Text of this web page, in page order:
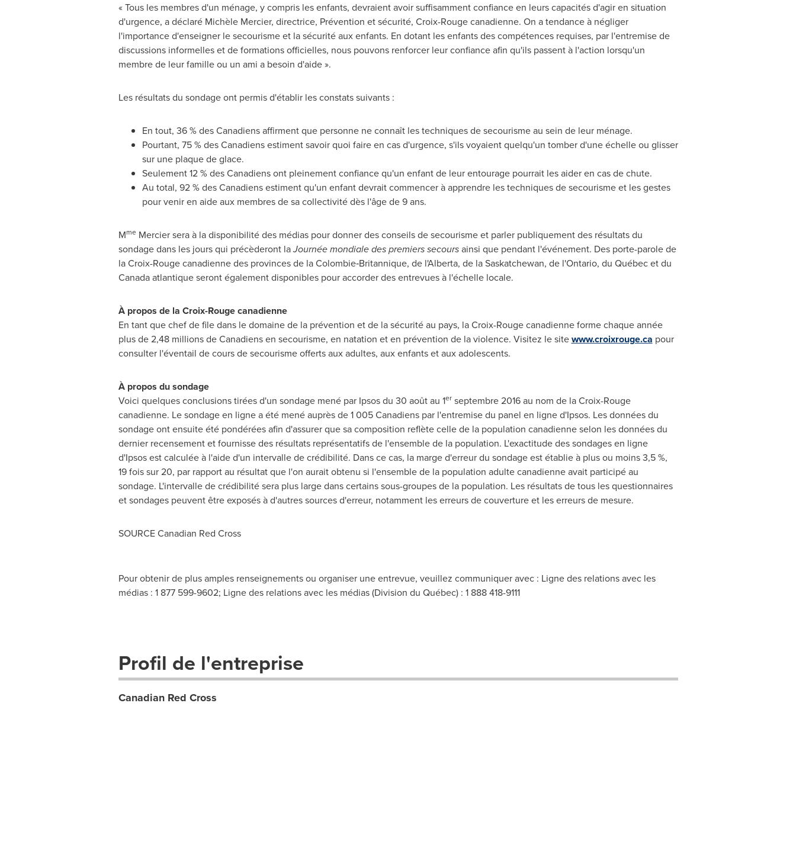
« Tous les membres d'un ménage, y compris les enfants, devraient avoir suffisamment confiance en leurs capacités d'agir en situation
d'urgence, a déclaré Michèle Mercier, directrice, Prévention et sécurité, Croix-Rouge canadienne. On a tendance à négliger
l'importance d'enseigner le secourisme et la sécurité aux enfants. En dotant les enfants des compétences requises, par l'entremise de
discussions informelles et de formations officielles, nous pouvons renforcer leur confiance afin qu'ils passent à l'action lorsqu'un
membre de leur famille ou un ami a besoin d'aide ».
Les résultats du sondage ont permis d'établir les constats suivants :
En tout, 36 % des Canadiens affirment que personne ne connaît les techniques de secourisme au sein de leur ménage.
Pourtant, 75 % des Canadiens estiment savoir quoi faire en cas d'urgence, s'ils voyaient quelqu'un tomber d'une échelle ou glisser
sur une plaque de glace.
Seulement 12 % des Canadiens ont pleinement confiance qu'un enfant de leur entourage pourrait les aider en cas de chute.
Au total, 92 % des Canadiens estiment qu'un enfant devrait commencer à apprendre les techniques de secourisme et les gestes
pour venir en aide aux membres de sa collectivité dès l'âge de 9 ans.
Mme Merciersera à la disponibilité des médias pour donner des conseils de secourisme et parler publiquement des résultats du
sondage dans les jours qui précèderont laJournée mondiale des premiers secoursainsi que pendant l'événement. Des porte-parole de
la Croix-Rouge canadienne des provinces de la Colombie‑Britannique, de l'Alberta, de laSaskatchewan, de l'Ontario, du Québec et du
Canadaatlantique seront également disponibles pour accorder des entrevues à l'échelle locale.
À propos de la Croix-Rouge canadienne
En tant que chef de file dans le domaine de la prévention et de la sécurité au pays, la Croix-Rouge canadienne forme chaque année
plus de 2,48 millions de Canadiens en secourisme, en natation et en prévention de la violence. Visitez le sitewww.croixrouge.ca pour
consulter l'éventail de cours de secourisme offerts aux adultes, aux enfants et aux adolescents.
À propos du sondage
Voici quelques conclusions tirées d'un sondage mené par Ipsos du 30 août au 1erseptembre 2016 au nom de la Croix-Rouge
canadienne. Le sondage en ligne a été mené auprès de 1 005 Canadiens par l'entremise du panel en ligne d'Ipsos. Les données du
sondage ont ensuite été pondérées afin d'assurer que sa composition reflète celle de la population canadienne selon les données du
dernier recensement et fournisse des résultats représentatifs de l'ensemble de la population. L'exactitude des sondages en ligne
d'Ipsos est calculée à l'aide d'un intervalle de crédibilité. Dans ce cas, la marge d'erreur du sondage est établie à plus ou moins 3,5 %,
19 fois sur 20, par rapport au résultat que l'on aurait obtenu si l'ensemble de la population adulte canadienne avait participé au
sondage. L'intervalle de crédibilité sera plus large dans certains sous-groupes de la population. Les résultats de tous les questionnaires
et sondages peuvent être exposés à d'autres sources d'erreur, notamment les erreurs de couverture et les erreurs de mesure.
SOURCE Canadian Red Cross
Pour obtenir de plus amples renseignements ou organiser une entrevue, veuillez communiquer avec : Ligne des relations avec les
médias : 1 877 599-9602; Ligne des relations avec les médias (Division du Québec) : 1 888 418-9111
Profil de l'entreprise
Canadian Red Cross